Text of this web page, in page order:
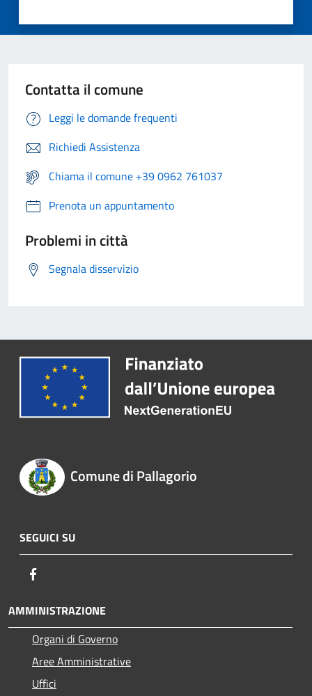
Contatta il comune
Leggi le domande frequenti
Richiedi Assistenza
Chiama il comune +39 0962 761037
Prenota un appuntamento
Problemi in città
Segnala disservizio
Comune di Pallagorio
SEGUICI SU
AMMINISTRAZIONE
Organi di Governo
Aree Amministrative
Uffici